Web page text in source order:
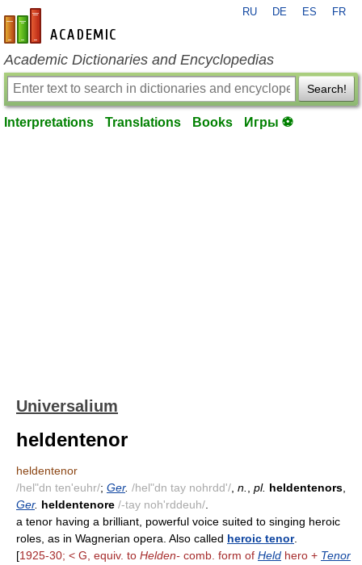
en-academic.com
RU DE ES FR
Academic Dictionaries and Encyclopedias
Search!
Interpretations Translations Books Игры ⚽
Universalium
heldentenor
heldentenor
/hel"dn ten'euhr/; Ger. /hel"dn tay nohrdd'/ n. pl. heldentenors
Ger. heldentenore /-tay noh'rddeuh/
a tenor having a brilliant, powerful voice suited to singing heroic
roles, as in Wagnerian opera. Also called heroic tenor.
[1925-30; < G, equiv. to Helden- comb. form of Held hero + Tenor